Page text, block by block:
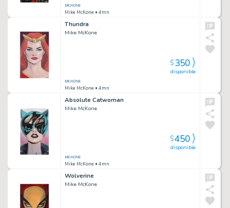
Mike McKone • 4mn
Thundra
Mike McKone
Mike McKone • 4mn
disponible
$350
Absolute Catwoman
Mike McKone
Mike McKone • 4mn
disponible
$450
Wolverine
Mike McKone